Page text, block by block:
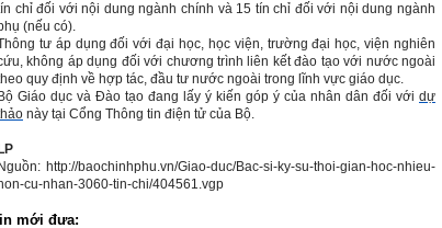
chỉ đối với nội dung ngành chính và 15 tín chỉ đối với nội dung ngành
(nếu có).
tư áp dụng đối với đại học, học viện, trường đại học, viện nghiên
không áp dụng đối với chương trình liên kết đào tạo với nước ngoài
quy định về hợp tác, đầu tư nước ngoài trong lĩnh vực giáo dục.
Bộ Giáo dục và Đào tạo đang lấy ý kiến góp ý của nhân dân đối với dự
này tại Cổng Thông tin điện tử của Bộ.
LP
Nguồn: http://baochinhphu.vn/Giao-duc/Bac-si-ky-su-thoi-gian-hoc-nhieu-
hon-cu-nhan-3060-tin-chi/404561.vgp
mới đưa: